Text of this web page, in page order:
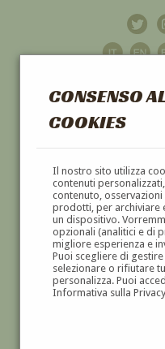
CONSENSO
COOKIES
Il nostro sito utilizza
contenuti
contenuto,
prodotti, per archiviare
un dispositivo.
opzionali (analitici e di
migliore esperienza e
Puoi scegliere di
selezionare o rifiutare
personalizza. Puoi
Informativa sulla
DIPINTI E